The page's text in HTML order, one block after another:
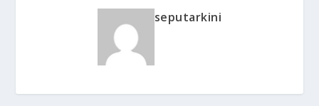
seputarkini